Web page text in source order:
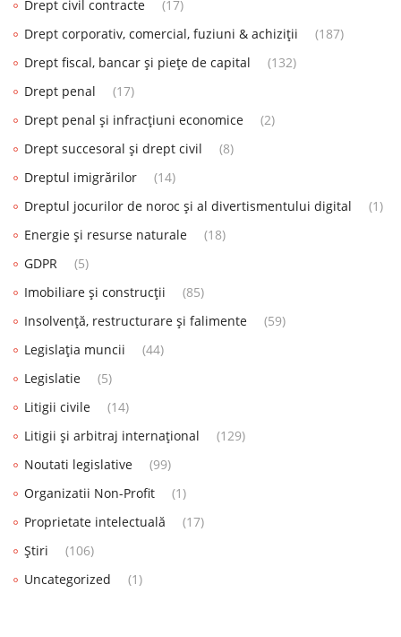
Drept civil contracte
(17)
Drept corporativ, comercial, fuziuni & achiziții
(187)
Drept fiscal, bancar și piețe de capital
(132)
Drept penal
(17)
Drept penal și infracțiuni economice
(2)
Drept succesoral și drept civil
(8)
Dreptul imigrărilor
(14)
Dreptul jocurilor de noroc și al divertismentului digital
(1)
Energie și resurse naturale
(18)
GDPR
(5)
Imobiliare și construcții
(85)
Insolvență, restructurare și falimente
(59)
Legislația muncii
(44)
Legislatie
(5)
Litigii civile
(14)
Litigii și arbitraj internațional
(129)
Noutati legislative
(99)
Organizatii Non-Profit
(1)
Proprietate intelectuală
(17)
Știri
(106)
Uncategorized
(1)